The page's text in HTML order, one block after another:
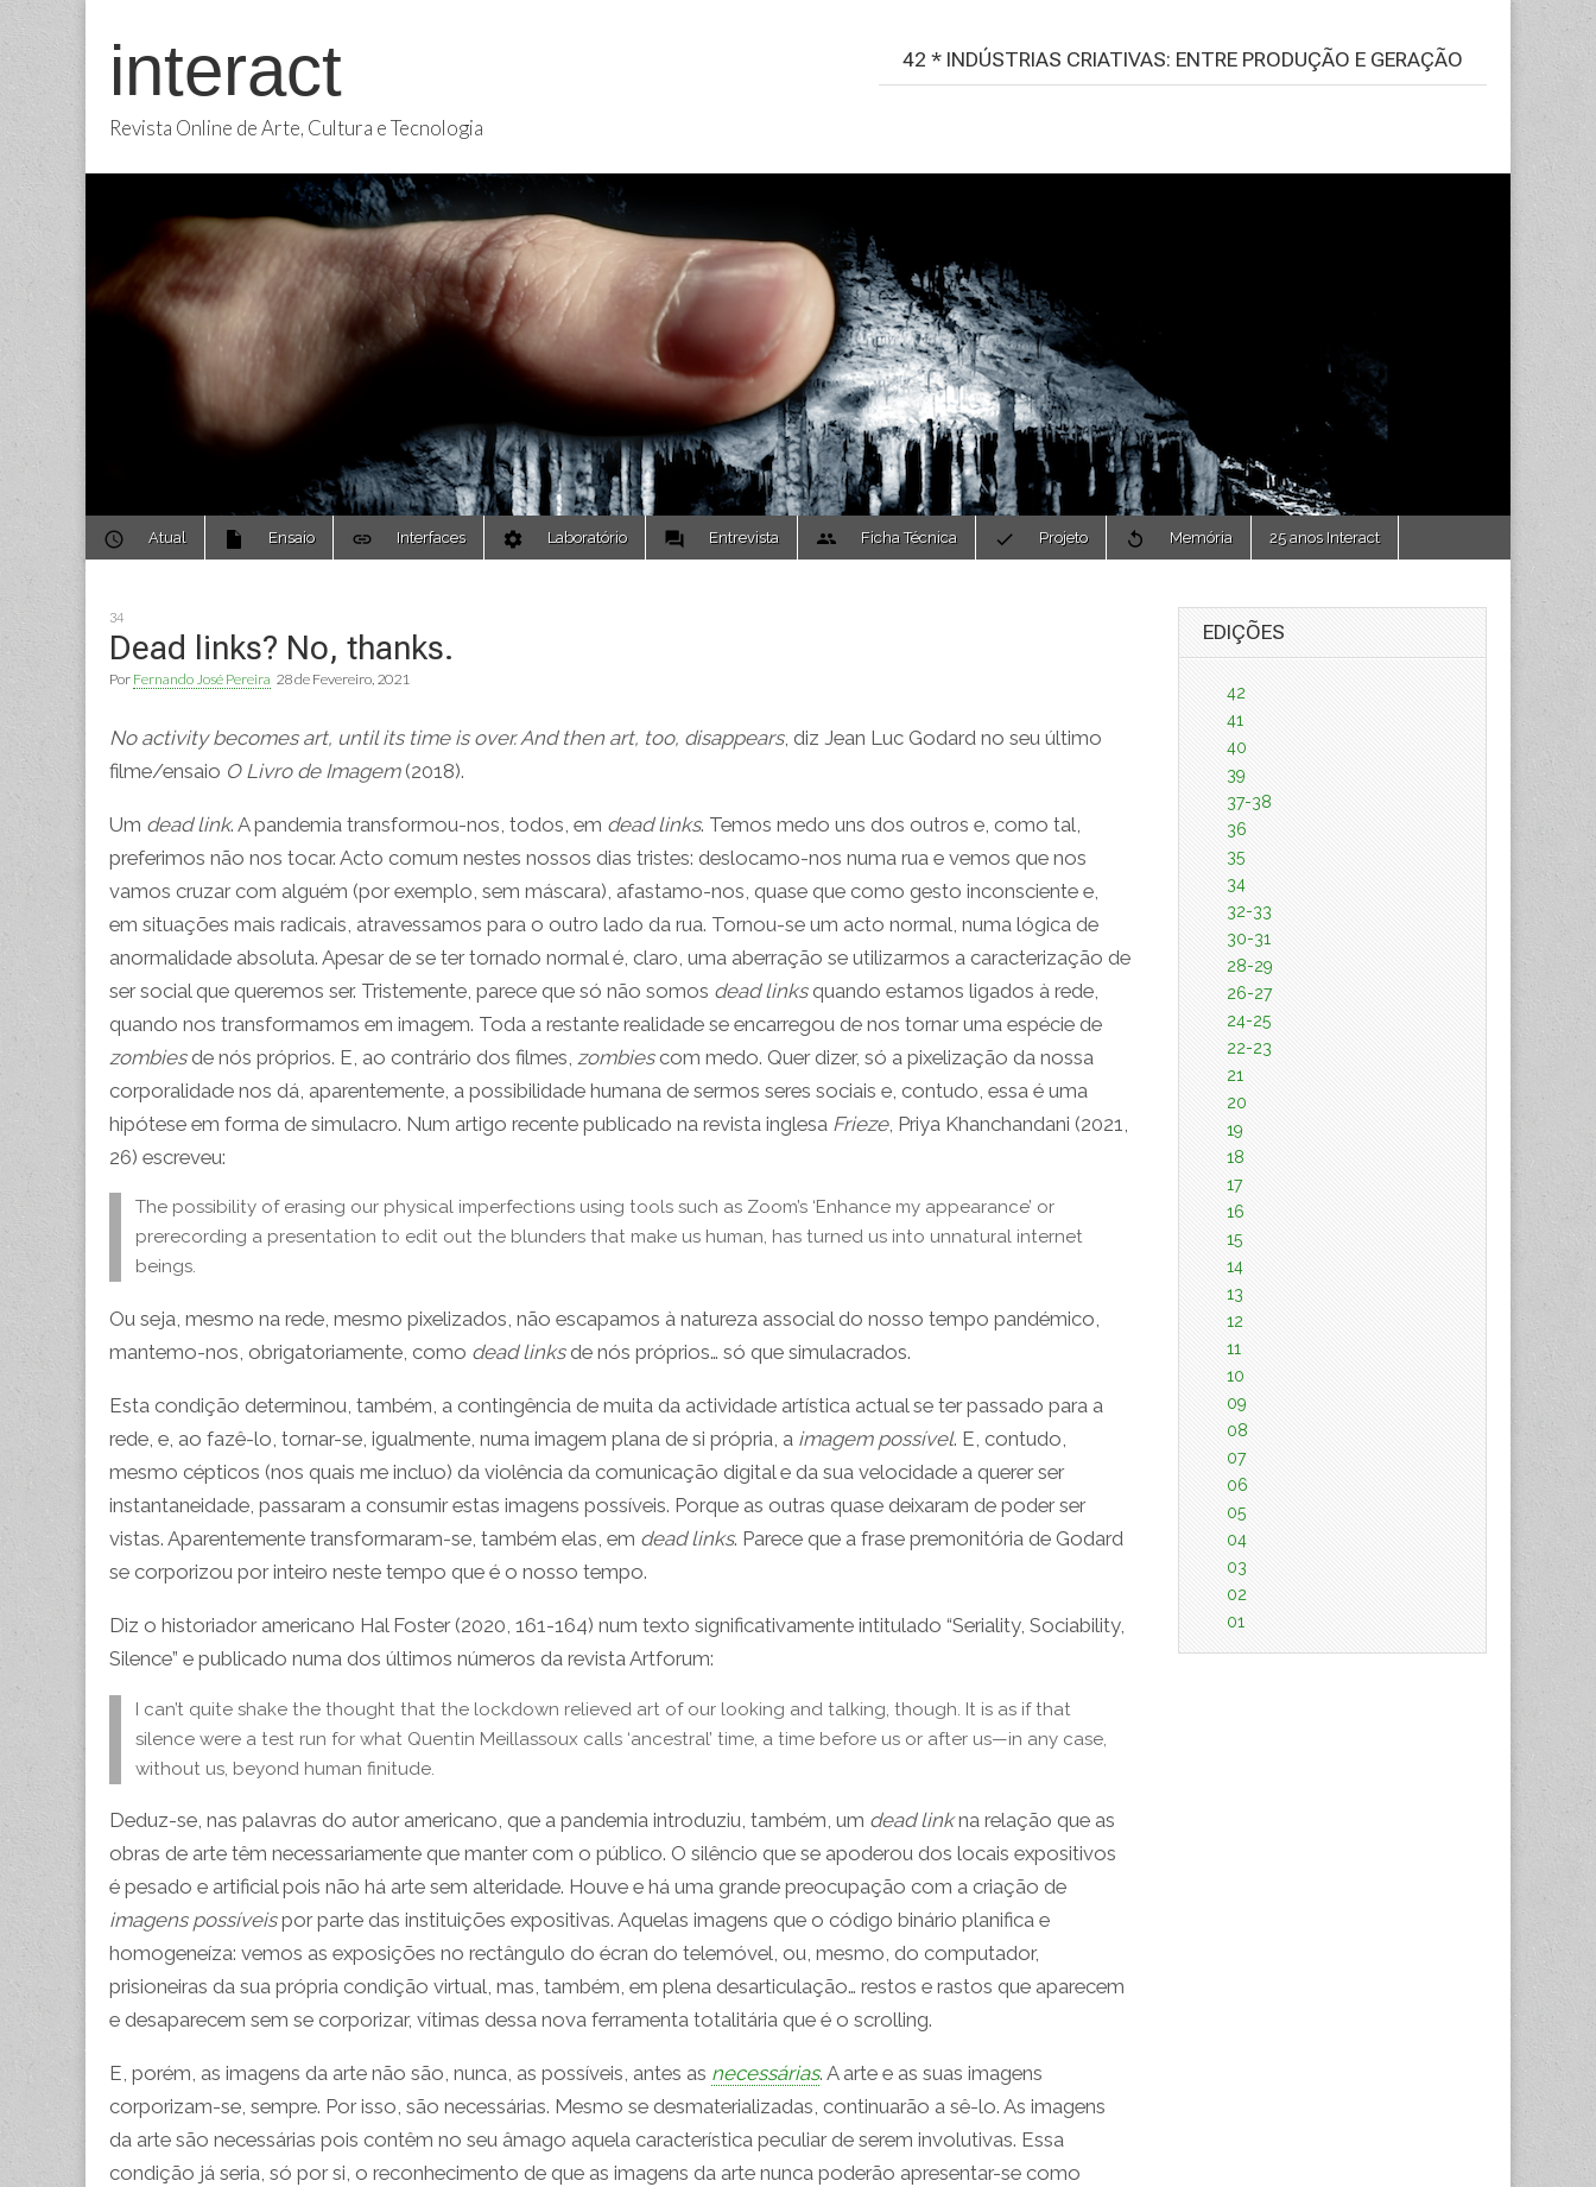
interact
Revista Online de Arte, Cultura e Tecnologia
42 * INDÚSTRIAS CRIATIVAS: ENTRE PRODUÇÃO E GERAÇÃO
Main
menu
Skip
Atual Ensaio Interfaces Laboratório Entrevista Ficha Técnica Projeto Memória 25 anos Interact
34
Dead links? No, thanks.
Por Fernando José Pereira 28 de Fevereiro, 2021
No activity becomes art, until its time is over. And then art, too, disappears, diz Jean Luc Godard no seu último
filme/ensaio O Livro de Imagem(2018).
Um dead link. A pandemia transformou-nos, todos, em dead links. Temos medo uns dos outros e, como tal,
preferimos não nos tocar. Acto comum nestes nossos dias tristes: deslocamo-nos numa rua e vemos que nos
vamos cruzar com alguém (por exemplo, sem máscara), afastamo-nos, quase que como gesto inconsciente e,
em situações mais radicais, atravessamos para o outro lado da rua. Tornou-se um acto normal, numa lógica de
anormalidade absoluta. Apesar de se ter tornado normal é, claro, uma aberração se utilizarmos a caracterização de
ser social que queremos ser. Tristemente, parece que só não somos dead linksquando estamos ligados à rede,
quando nos transformamos em imagem. Toda a restante realidade se encarregou de nos tornar uma espécie de
zombiesde nós próprios. E, ao contrário dos filmes, zombiescom medo. Quer dizer, só a pixelização da nossa
corporalidade nos dá, aparentemente, a possibilidade humana de sermos seres sociais e, contudo, essa é uma
hipótese em forma de simulacro. Num artigo recente publicado na revista inglesa Frieze, Priya Khanchandani (2021,
26) escreveu:
The possibility of erasing our physical imperfections using tools such as Zoom’s ‘Enhance my appearance’ or
prerecording a presentation to edit out the blunders that make us human, has turned us into unnatural internet
beings.
Ou seja, mesmo na rede, mesmo pixelizados, não escapamos à natureza associal do nosso tempo pandémico,
mantemo-nos, obrigatoriamente, como dead linksde nós próprios… só que simulacrados.
Esta condição determinou, também, a contingência de muita da actividade artística actual se ter passado para a
rede, e, ao fazê-lo, tornar-se, igualmente, numa imagem plana de si própria, a imagem possível. E, contudo,
mesmo cépticos (nos quais me incluo) da violência da comunicação digital e da sua velocidade a querer ser
instantaneidade, passaram a consumir estas imagens possíveis. Porque as outras quase deixaram de poder ser
vistas. Aparentemente transformaram-se, também elas, em dead links. Parece que a frase premonitória de Godard
se corporizou por inteiro neste tempo que é o nosso tempo.
Diz o historiador americano Hal Foster(2020, 161-164) num texto significativamente intitulado “Seriality, Sociability,
Silence” e publicado numa dos últimos números da revista Artforum:
I can’t quite shake the thought that the lockdown relieved art of our looking and talking, though. It is as if that
silence were a test run for what Quentin Meillassoux calls ‘ancestral’ time, a time before us or after us—in any case,
without us, beyond human finitude.
Deduz-se, nas palavras do autor americano, que a pandemia introduziu, também, um dead linkna relação que as
obras de arte têm necessariamente que manter com o público. O silêncio que se apoderou dos locais expositivos
é pesado e artificial pois não há arte sem alteridade. Houve e há uma grande preocupação com a criação de
imagens possíveispor parte das instituições expositivas. Aquelas imagens que o código binário planifica e
homogeneíza: vemos as exposições no rectângulo do écran do telemóvel, ou, mesmo, do computador,
prisioneiras da sua própria condição virtual, mas, também, em plena desarticulação… restos e rastos que aparecem
e desaparecem sem se corporizar, vítimas dessa nova ferramenta totalitária que é o scrolling.
E, porém, as imagens da arte não são, nunca, as possíveis, antes as necessárias. A arte e as suas imagens
corporizam-se, sempre. Por isso, são necessárias. Mesmo se desmaterializadas, continuarão a sê-lo. As imagens
da arte são necessárias pois contêm no seu âmago aquela característica peculiar de serem involutivas. Essa
condição já seria, só por si, o reconhecimento de que as imagens da arte nunca poderão apresentar-se como
EDIÇÕES
42
41
40
39
37-38
36
35
34
32-33
30-31
28-29
26-27
24-25
22-23
21
20
19
18
17
16
15
14
13
12
11
10
09
08
07
06
05
04
03
02
01